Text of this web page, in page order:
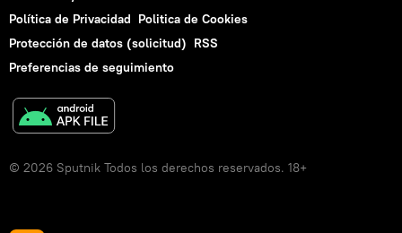
Política de Privacidad Politica de Cookies
Protección de datos (solicitud) RSS
Preferencias de seguimiento
© 2026 Sputnik Todos los derechos reservados. 18+